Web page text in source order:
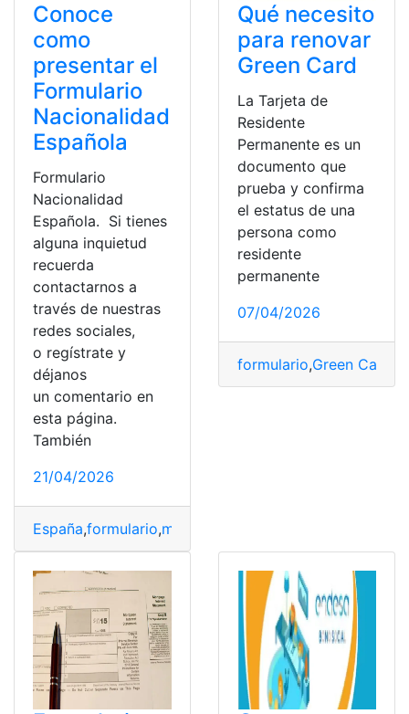
Conoce
como
presentar el
Formulario
Nacionalidad
Española
Formulario
Nacionalidad
Española. Si tienes
alguna inquietud
recuerda
contactarnos a
través de nuestras
redes sociales,
o regístrate y
déjanos
un comentario en
esta página.
También
21/04/2026
España,formulario,matrimonio
Qué necesito
para renovar
Green Card
La Tarjeta de
Residente
Permanente es un
documento que
prueba y confirma
el estatus de una
persona como
residente
permanente
07/04/2026
formulario,Green Card